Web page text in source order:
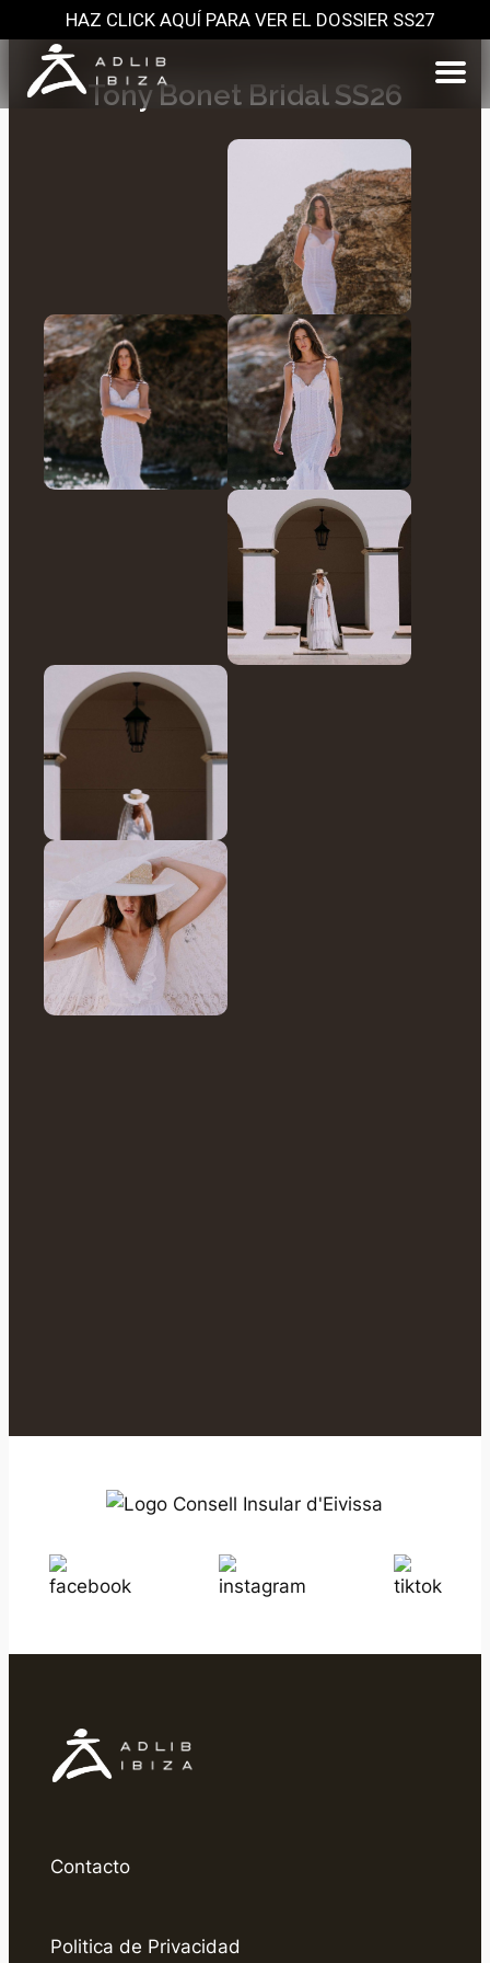
contenido
HAZ CLICK AQUÍ PARA VER EL DOSSIER SS27
Tony Bonet Bridal SS26
Contacto
Politica de Privacidad